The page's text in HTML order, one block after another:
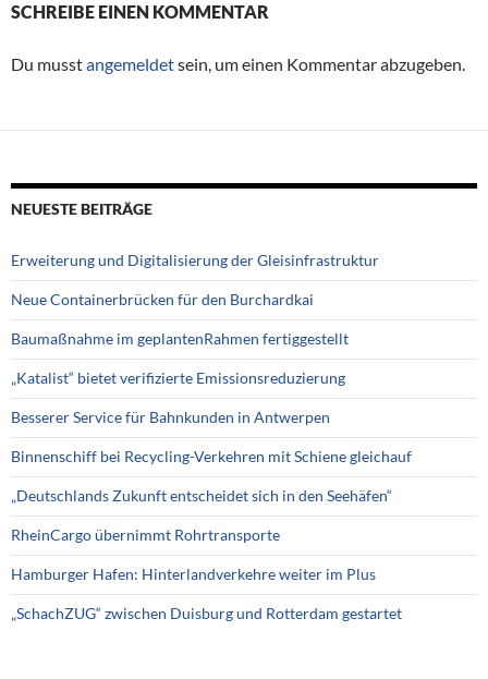
SCHREIBE EINEN KOMMENTAR
Du musstangemeldetsein, um einen Kommentar abzugeben.
NEUESTE BEITRÄGE
Erweiterung und Digitalisierung der Gleisinfrastruktur
Neue Containerbrücken für den Burchardkai
Baumaßnahme im geplantenRahmen fertiggestellt
„Katalist“ bietet verifizierte Emissionsreduzierung
Besserer Service für Bahnkunden in Antwerpen
Binnenschiff bei Recycling-Verkehren mit Schiene gleichauf
„Deutschlands Zukunft entscheidet sich in den Seehäfen“
RheinCargo übernimmt Rohrtransporte
Hamburger Hafen: Hinterlandverkehre weiter im Plus
„SchachZUG“ zwischen Duisburg und Rotterdam gestartet